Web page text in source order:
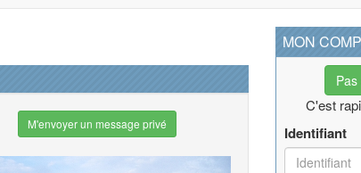
M'envoyer un message privé
MON
C'est
Identifiant